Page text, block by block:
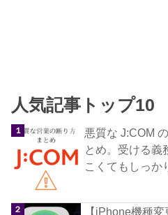
人気記事トップ10
悪質な J:COM
とめ。受ける義
こくてもしっか
【iPhone機種